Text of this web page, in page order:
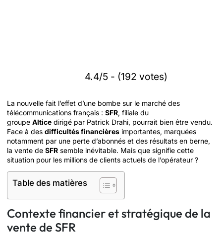
4.4/5 - (192 votes)
La nouvelle fait l’effet d’une bombe sur le marché des
télécommunications français : SFR, filiale du
groupe Altice dirigé par Patrick Drahi, pourrait bien être vendu.
Face à des difficultés financières importantes, marquées
notamment par une perte d’abonnés et des résultats en berne,
la vente de SFR semble inévitable. Mais que signifie cette
situation pour les millions de clients actuels de l’opérateur ?
Table des matières
Contexte financier et stratégique de la
vente de SFR